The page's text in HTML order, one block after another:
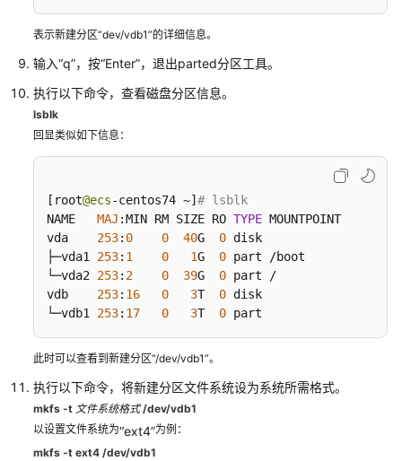
初
始
数
盘
场
及
磁
盘
分
区
形
式
介
绍
初
始
化
Windows
表示新建分区“dev/vdb1”的详细信息。
输入“q”，按“Enter”，退出parted分区工具。
执行以下命令，查看磁盘分区信息。
lsblk
回显类似如下信息：
[ root@ecs-centos74 ~] # lsblk
NAME MAJ :MIN RM SIZE RO TYPE MOUNTPOINT
vda 253: 0 0 40G 0 disk
├─vda1 253: 1 0 1G 0 part /boot
└─vda2 253: 2 0 39G 0 part /
vdb 253: 16 0 3T 0 disk
└─vdb1 253: 17 0 3T 0 part
此时可以查看到新建分区“/dev/vdb1”。
执行以下命令，将新建分区文件系统设为系统所需格式。
mkfs -t 文件系统格式 /dev/vdb1
以设置文件系统为“ext4”为例：
mkfs -t ext4 /dev/vdb1